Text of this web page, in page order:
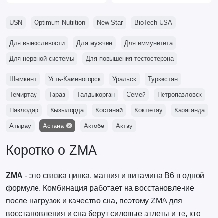
USN Optimum Nutrition New Star BioTech USA
Для выносливости Для мужчин Для иммунитета
Для нервной системы Для повышения тестостерона
Шымкент Усть-Каменогорск Уральск Туркестан
Темиртау Тараз Талдыкорган Семей Петропавловск
Павлодар Кызылорда Костанай Кокшетау Караганда
Атырау Астана Актобе Актау
Коротко о ZMA
ZMA - это связка цинка, магния и витамина B6 в одной
формуле. Комбинация работает на восстановление
после нагрузок и качество сна, поэтому ZMA для
восстановления и сна берут силовые атлеты и те, кто